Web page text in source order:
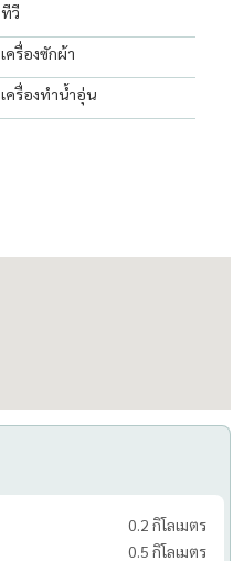
ทีวี
เครื่องซักผ้า
เครื่องทำน้ำอุ่น
0.2 กิโลเมตร
0.5 กิโลเมตร